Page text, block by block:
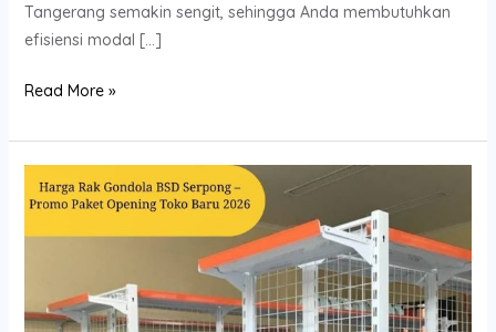
Tangerang semakin sengit, sehingga Anda membutuhkan
efisiensi modal […]
Read More »
Harga
Rak
Gondola
Serpong
–